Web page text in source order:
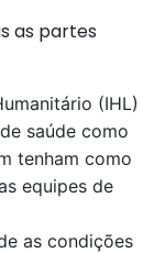
as partes
(IHL)
saúde como
tenham como
equipes de
as condições